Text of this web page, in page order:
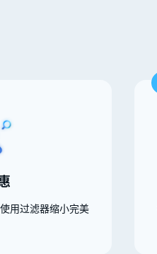
用过滤器缩小完美